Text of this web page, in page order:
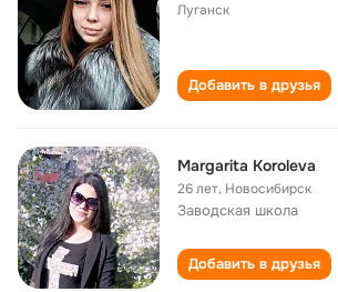
Луганск
Добавить в друзья
Margarita Koroleva
26 лет, Новосибирск
Заводская школа
Добавить в друзья